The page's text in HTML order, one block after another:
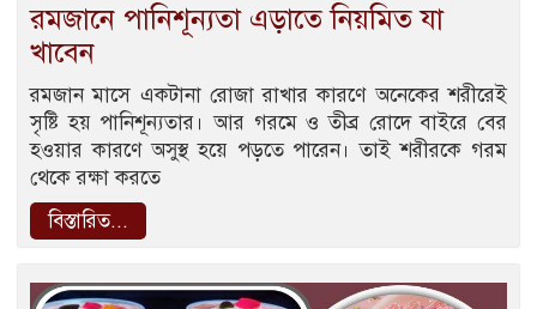
রমজানে পানিশূন্যতা এড়াতে নিয়মিত যা
খাবেন
রমজান মাসে একটানা রোজা রাখার কারণে অনেকের শরীরেই
সৃষ্টি হয় পানিশূন্যতার। আর গরমে ও তীব্র রোদে বাইরে বের
হওয়ার কারণে অসুস্থ হয়ে পড়তে পারেন। তাই শরীরকে গরম
থেকে রক্ষা করতে
বিস্তারিত...